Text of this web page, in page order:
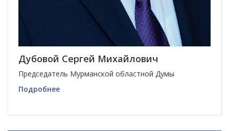
Дубовой Сергей Михайлович
Председатель Мурманской областной Думы
Подробнее